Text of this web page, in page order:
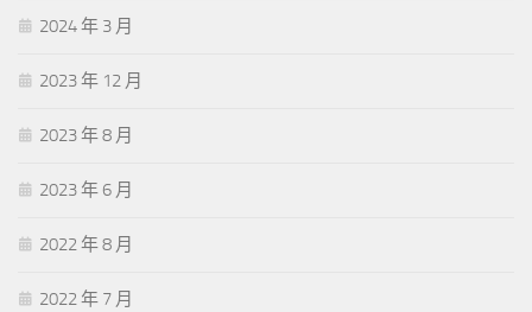
2024 年 3 月
2023 年 12 月
2023 年 8 月
2023 年 6 月
2022 年 8 月
2022 年 7 月